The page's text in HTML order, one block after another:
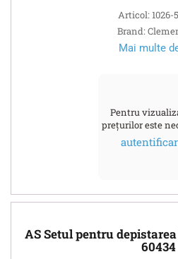
Articol: 1026-
Brand:
Mai multe
Pentru
prețurilor este
AS Setul pentru
60434